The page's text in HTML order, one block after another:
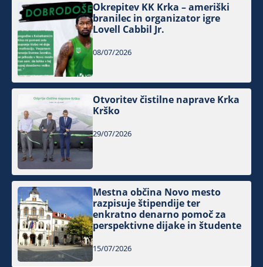
Okrepitev KK Krka – ameriški
branilec in organizator igre
Lovell Cabbil Jr.
08/07/2026
Otvoritev čistilne naprave Krka
Krško
29/07/2026
Mestna občina Novo mesto
razpisuje štipendije ter
enkratno denarno pomoč za
perspektivne dijake in študente
15/07/2026